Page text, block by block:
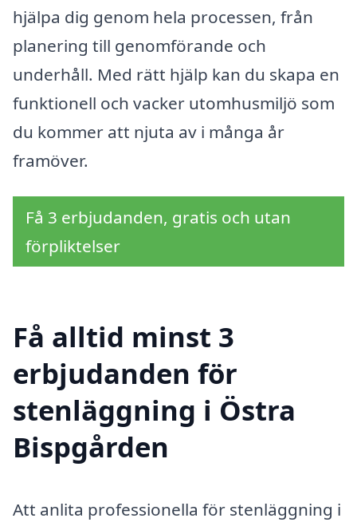
hjälpa dig genom hela processen, från
planering till genomförande och
underhåll. Med rätt hjälp kan du skapa en
funktionell och vacker utomhusmiljö som
du kommer att njuta av i många år
framöver.
Få 3 erbjudanden, gratis och utan
förpliktelser
Få alltid minst 3
erbjudanden för
stenläggning i Östra
Bispgården
Att anlita professionella för stenläggning i